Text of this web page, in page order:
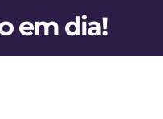
AGENDE
em dia!